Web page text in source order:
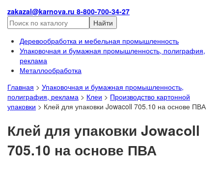
zakazal@karnova.ru 8-800-700-34-27
Найти
Деревообработка и мебельная промышленность
Упаковочная и бумажная промышленность, полиграфия,
реклама
Металлообработка
Главная > Упаковочная и бумажная промышленность,
полиграфия, реклама > Клеи > Производство картонной
упаковки > Клей для упаковки Jowacoll 705.10 на основе ПВА
Клей для упаковки Jowacoll
705.10 на основе ПВА